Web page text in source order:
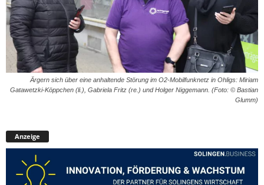
Ärgern sich über eine anhaltende Störung im O2-Mobilfunknetz in Ohligs: Miriam
Gatawetzki-Köppchen (li.), Gabriela Fritz (re.) und Holger Niggemann. (Foto: © Bastian
Glumm)
Anzeige